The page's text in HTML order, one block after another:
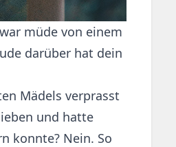
müde von einem
darüber hat dein
Mädels verprasst
und hatte
konnte? Nein. So